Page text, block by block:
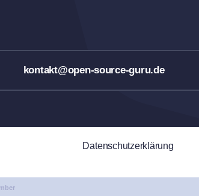
kontakt@open-source-guru.de
Datenschutzerklärung